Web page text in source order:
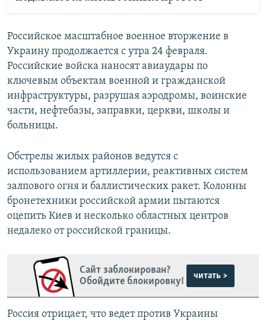
Российское масштабное военное вторжение в
Украину продолжается с утра 24 февраля.
Российские войска наносят авиаудары по
ключевым объектам военной и гражданской
инфраструктуры, разрушая аэродромы, воинские
части, нефтебазы, заправки, церкви, школы и
больницы.
Обстрелы жилых районов ведутся с
использованием артиллерии, реактивных систем
залпового огня и баллистических ракет. Колонны
бронетехники российской армии пытаются
оцепить Киев и несколько областных центров
недалеко от российской границы.
Сайт заблокирован?
Обойдите блокировку!
читать >
Россия отрицает, что ведет против Украины